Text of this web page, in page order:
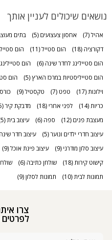
נושאים שיכולים לעניין אותך
אהיל(7) אחסון צעצועים (5) בתים
דקורציה (18) הום סטייל(11) הום
הום סטיילינג לחדר שינה (6) הום
הום סטייליסטיות במרכז הארץ(5) הום
וילונות(17) טפט (7) טקסטיל(9)
כריות(14) לפני אחרי (18) מדבקת קיר(5)
מעצבת פנים (12) ספה (6) עיצוב בית(5)
עיצוב חדרי ילדים ונוער(5) עיצוב חדר שינה
עיצוב סלון מודרני (9) עיצוב פינת אוכל(9)
קישוט קירות(18) שולחן כתיבה (6)
תמונות לבית(10) תמונות לסלון(9)
צרו
לפרטים